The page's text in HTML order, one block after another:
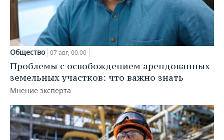
Общество 07 авг, 00:00
Проблемы с освобождением арендованных
земельных участков: что важно знать
Мнение эксперта